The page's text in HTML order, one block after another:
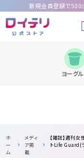
新規会員登録で500
ヨーグ
ホ
ー
ム
メディ
ア掲
載
【雑誌】週刊
トLife Guard(